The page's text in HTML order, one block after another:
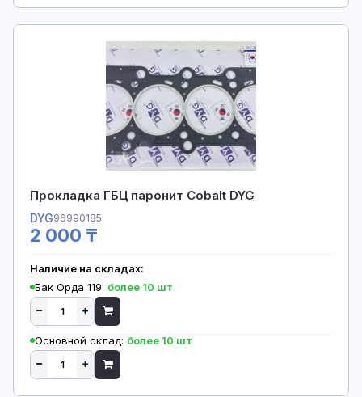
Прокладка ГБЦ паронит Cobalt DYG
DYG96990185
2 000 ₸
Наличие на складах:
Бак Орда 119: более 10 шт
Основной склад: более 10 шт